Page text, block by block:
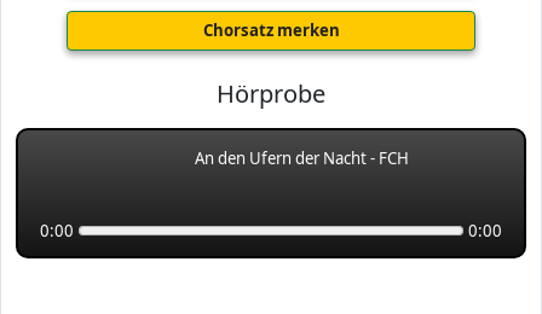
Chorsatz merken
Hörprobe
An den Ufern der Nacht - FCH
0:00 0:00